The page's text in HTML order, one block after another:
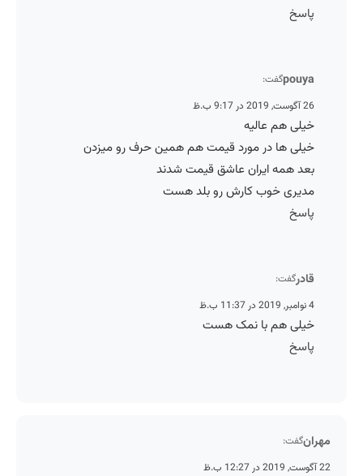
پاسخ
pouyaگفت:
26 آگوست, 2019 در 9:17 ب.ظ
خیلی هم عالیه
خیلی ها در مورد قیمت هم همین حرف رو میزدن
بعد همه ایران عاشق قیمت شدند
مدیری خوب کارش رو بلد هست
پاسخ
قادرگفت:
4 نوامبر, 2019 در 11:37 ب.ظ
خیلی هم با نمک هست
پاسخ
مهرانگفت:
22 آگوست, 2019 در 12:27 ب.ظ